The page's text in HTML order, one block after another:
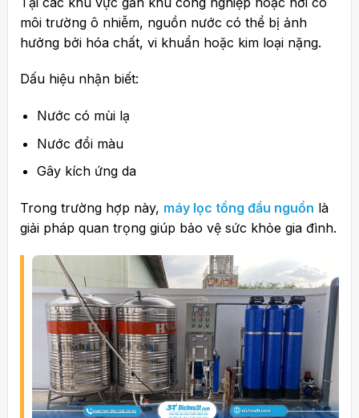
môi trường ô nhiễm, nguồn nước có thể bị ảnh
hưởng bởi hóa chất, vi khuẩn hoặc kim loại nặng.
Dấu hiệu nhận biết:
Nước có mùi lạ
Nước đổi màu
Gây kích ứng da
Trong trường hợp này, máy lọc tổng đầu nguồn là
giải pháp quan trọng giúp bảo vệ sức khỏe gia đình.